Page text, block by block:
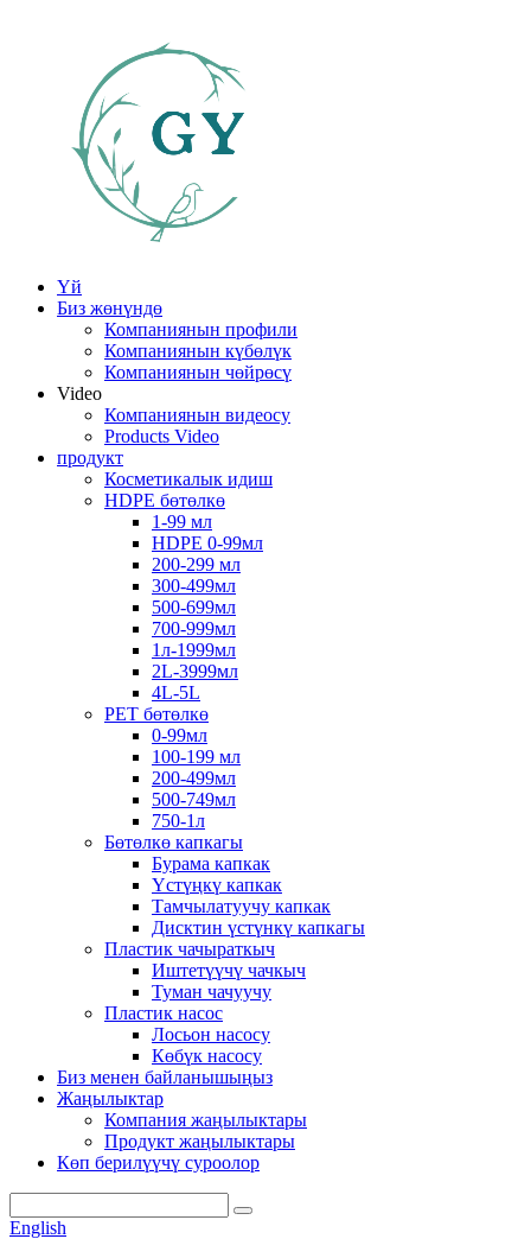
Үй
Биз жөнүндө
Компаниянын профили
Компаниянын күбөлүк
Компаниянын чөйрөсү
Video
Компаниянын видеосу
Products Video
продукт
Косметикалык идиш
HDPE бөтөлкө
1-99 мл
HDPE 0-99мл
200-299 мл
300-499мл
500-699мл
700-999мл
1л-1999мл
2L-3999мл
4L-5L
PET бөтөлкө
0-99мл
100-199 мл
200-499мл
500-749мл
750-1л
Бөтөлкө капкагы
Бурама капкак
Үстүңкү капкак
Тамчылатуучу капкак
Дисктин үстүнкү капкагы
Пластик чачыраткыч
Иштетүүчү чачкыч
Туман чачуучу
Пластик насос
Лосьон насосу
Көбүк насосу
Биз менен байланышыңыз
Жаңылыктар
Компания жаңылыктары
Продукт жаңылыктары
Көп берилүүчү суроолор
English